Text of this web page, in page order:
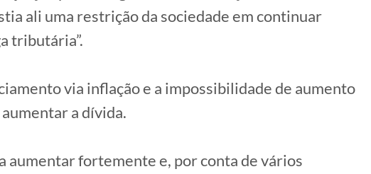
ali uma restrição da sociedade em continuar
tributária”.
via inflação e a impossibilidade de aumento
a dívida.
aumentar fortemente e, por conta de vários